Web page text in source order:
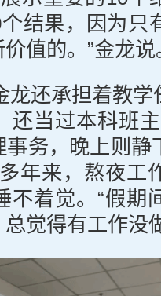
结果，因为只
值的。”金龙说
龙还承担着教
还当过本科班
务，晚上则静
年来，熬夜工
不着觉。“假期
觉得有工作没